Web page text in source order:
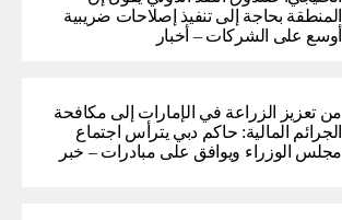
المنطقة بحاجة إلى تنفيذ إصلاحات ضريبية
أوسع على الشركات – أخبار
من تعزيز الزراعة في الإمارات إلى مكافحة
الجرائم المالية: حاكم دبي يترأس اجتماع
مجلس الوزراء ويوافق على مبادرات – خبر